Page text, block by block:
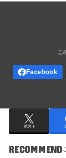
ポスト
RECOMMEND